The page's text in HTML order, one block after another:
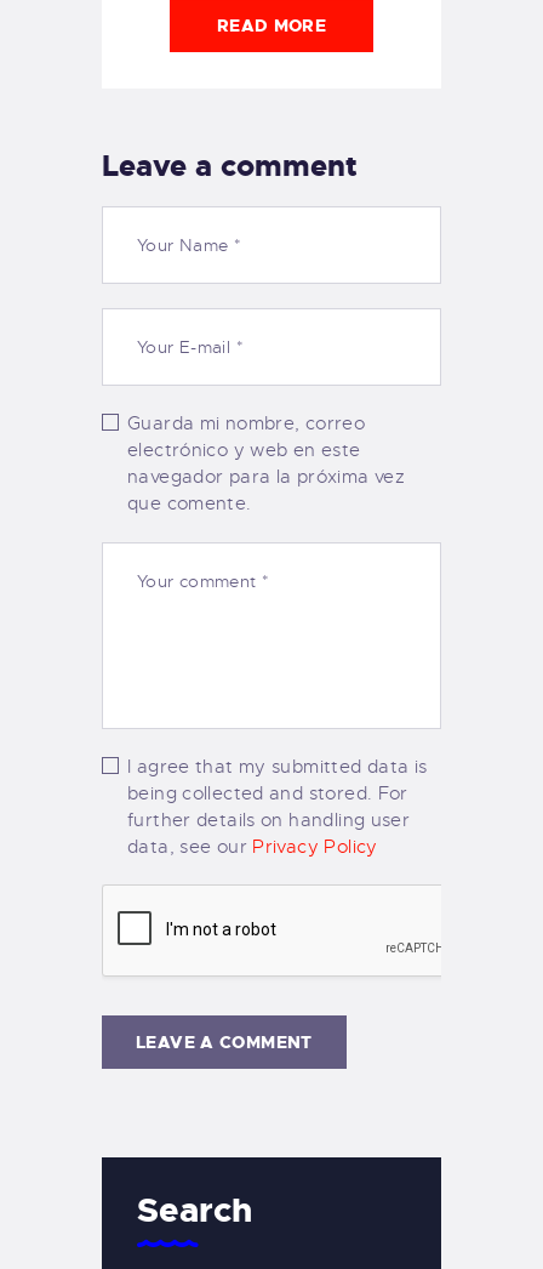
READ MORE
Leave a comment
Guarda mi nombre, correo
electrónico y web en este
navegador para la próxima vez
que comente.
I agree that my submitted data is
being collected and stored. For
further details on handling user
data, see our Privacy Policy
Search